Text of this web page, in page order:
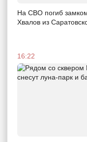
На СВО погиб
Хвалов из
16:22